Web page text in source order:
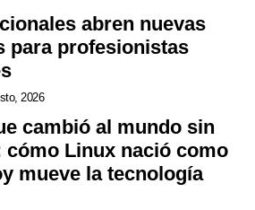
abren nuevas
para profesionistas
2026
cambió al mundo sin
cómo Linux nació como
mueve la tecnología